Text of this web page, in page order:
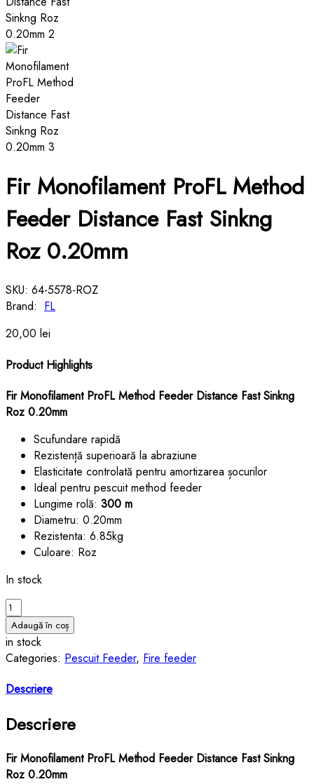
Fir Monofilament ProFL Method
Feeder Distance Fast Sinkng
Roz 0.20mm
SKU: 64-5578-ROZ
Brand: FL
20,00 lei
Product Highlights
Fir Monofilament ProFL Method Feeder Distance Fast Sinkng
Roz 0.20mm
Scufundare rapidă
Rezistență superioară la abraziune
Elasticitate controlată pentru amortizarea șocurilor
Ideal pentru pescuit method feeder
Lungime rolă: 300 m
Diametru: 0.20mm
Rezistenta: 6.85kg
Culoare: Roz
In stock
Cantitate
Fir
Monofilament
ProFL
Feeder
Fast
Sinkng
Roz
0.20mm
Adaugă în coș
in stock
Categories: Pescuit Feeder, Fire feeder
Descriere
Descriere
Fir Monofilament ProFL Method Feeder Distance Fast Sinkng
Roz 0.20mm